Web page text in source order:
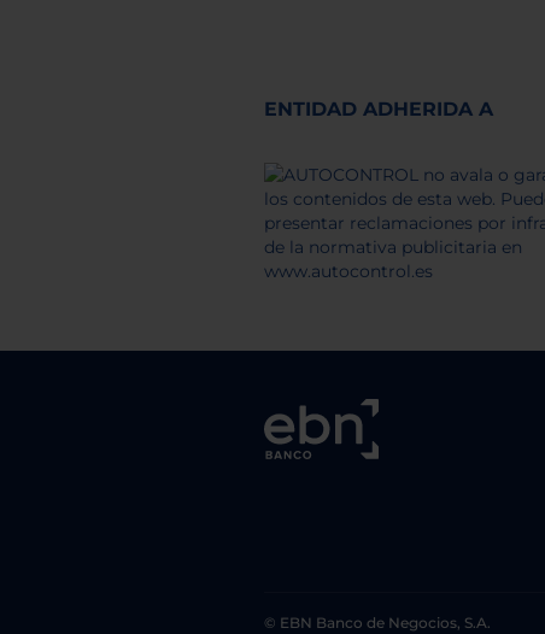
ENTIDAD ADHERIDA A
© EBN Banco de Negocios, S.A.